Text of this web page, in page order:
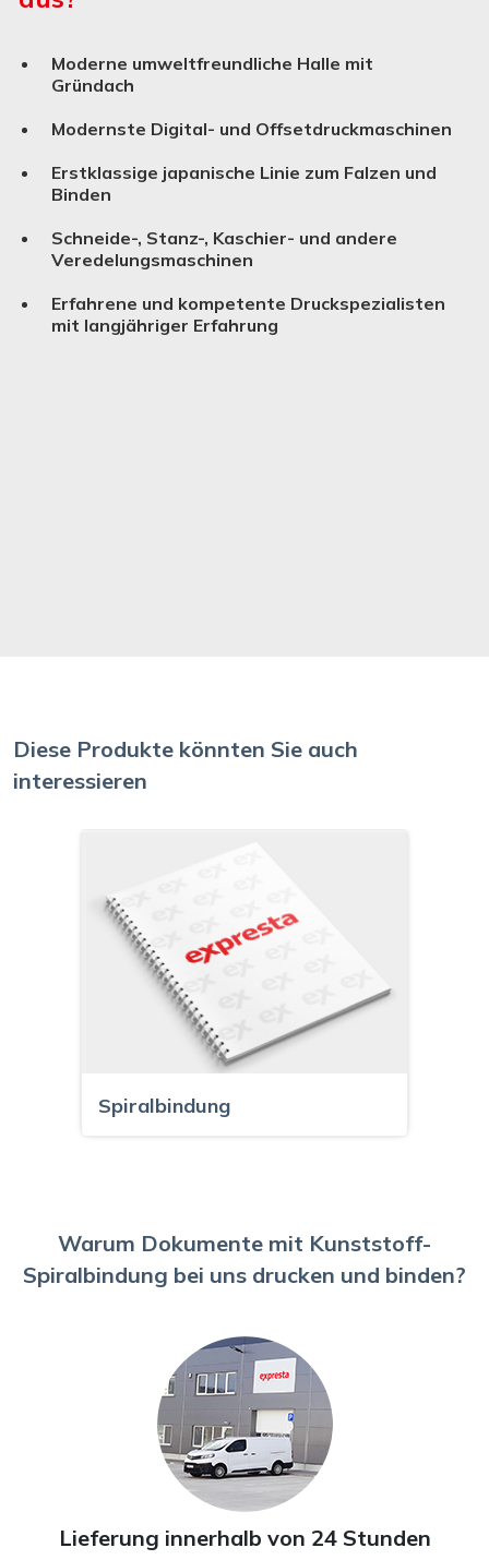
Moderne umweltfreundliche Halle mit
Gründach
Modernste Digital- und Offsetdruckmaschinen
Erstklassige japanische Linie zum Falzen und
Binden
Schneide-, Stanz-, Kaschier- und andere
Verede­lungs­ma­schinen
Erfahrene und kompetente Druckspezialisten
mit langjähriger Erfahrung
Diese Produkte könnten Sie auch
interessieren
Spiralbindung
Softcover-Bindung
Warum Dokumente mit Kunststoff-
Spiralbindung bei uns drucken und binden?
Lieferung innerhalb von 24 Stunden